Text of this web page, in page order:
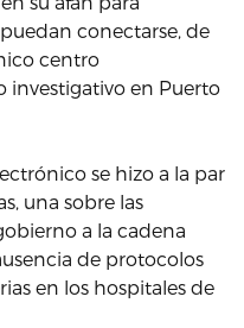
conectarse, de
centro
en Puerto
se hizo a la par
una sobre las
a la cadena
de protocolos
en los hospitales de